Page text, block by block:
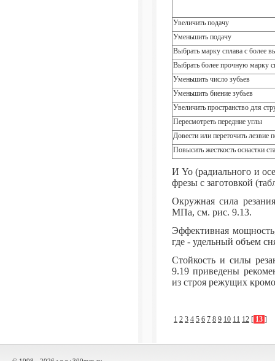
Увеличить подачу
Уменьшить подачу
Выбрать марку сплава с более
Выбрать более прочную марку
Уменьшить число зубьев
Уменьшить биение зубьев
Увеличить пространство для
Пересмотреть передние углы
Довести или переточить лезвие
Повысить жесткость оснастки
И Yo (радиального и
фрезы с заготовкой
Окружная сила
МПа, см. рис. 9.13.
Эффективная
где - удельный объем
Стойкость и силы
9.19 приведены
из строя режущих
1 2 3 4 5 6 7 8 9 10 11 12 [ 13 ]